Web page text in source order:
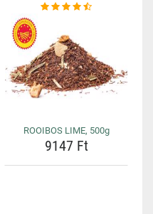
ROOIBOS LIME, 500g
9147 Ft